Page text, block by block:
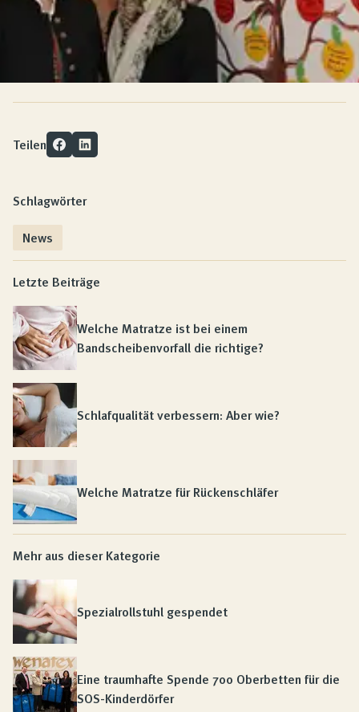
Teilen
Schlagwörter
News
Letzte Beiträge
Welche Matratze ist bei einem
Bandscheibenvorfall die richtige?
Schlafqualität verbessern: Aber wie?
Welche Matratze für Rückenschläfer
Mehr aus dieser Kategorie
Spezialrollstuhl gespendet
Eine traumhafte Spende 700 Oberbetten für die
SOS-Kinderdörfer